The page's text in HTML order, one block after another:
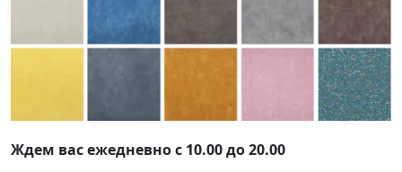
Ждем вас ежедневно с 10.00 до 20.00